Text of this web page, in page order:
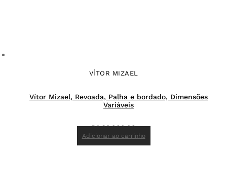
VÍTOR MIZAEL
Vítor Mizael, Revoada, Palha e bordado, Dimensões
Variáveis
R$28.000,00
Adicionar ao carrinho